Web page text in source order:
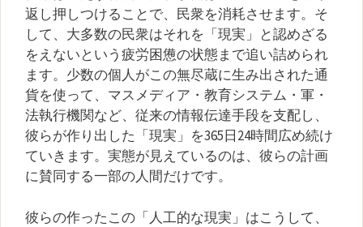
返し押しつけることで、民衆を消耗させます。そ
して、大多数の民衆はそれを「現実」と認めざる
をえないという疲労困憊の状態まで追い詰められ
ます。少数の個人がこの無尽蔵に生み出された通
貨を使って、マスメディア・教育システム・軍・
法執行機関など、従来の情報伝達手段を支配し、
彼らが作り出した「現実」を365日24時間広め続け
ていきます。実態が見えているのは、彼らの計画
に賛同する一部の人間だけです。
彼らの作ったこの「人工的な現実」はこうして、